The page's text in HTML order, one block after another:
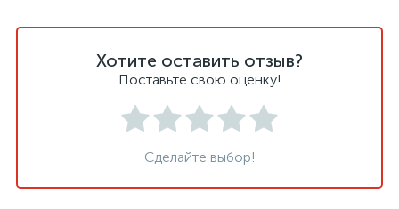
Хотите оставить отзыв?
Поставьте свою оценку!
Сделайте выбор!